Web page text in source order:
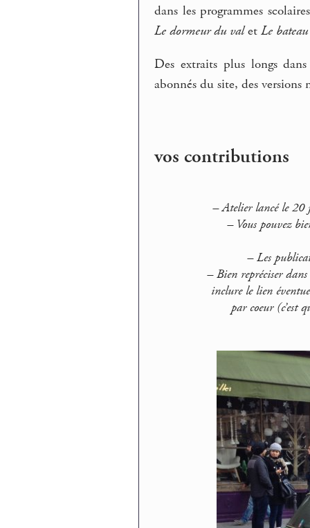
dans les programmes
Le dormeur du valetLe
Des extraits plus longs
abonnés du site, des
vos contributions
–Atelier lancé le
–Vous pouvez
–Les
–Bien repréciser
inclurele lien
par coeur (c’est